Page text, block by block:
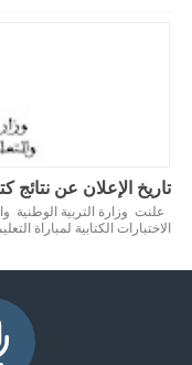
تاريخ الإعلان عن نتائج
علنت وزارة التربية الوطنية
الاختبارات الكتابية لمباراة التعليم